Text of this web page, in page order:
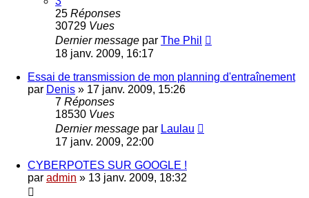
25 Réponses
30729 Vues
Dernier message par The Phil
18 janv. 2009, 16:17
Essai de transmission de mon planning d'entraînement
par Denis » 17 janv. 2009, 15:26
7 Réponses
18530 Vues
Dernier message par Laulau
17 janv. 2009, 22:00
CYBERPOTES SUR GOOGLE !
par admin » 13 janv. 2009, 18:32